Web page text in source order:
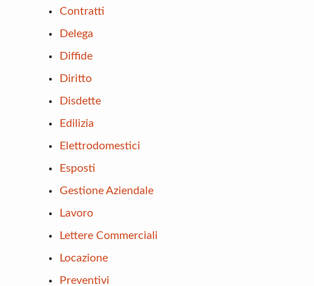
Contratti
Delega
Diffide
Diritto
Disdette
Edilizia
Elettrodomestici
Esposti
Gestione Aziendale
Lavoro
Lettere Commerciali
Locazione
Preventivi